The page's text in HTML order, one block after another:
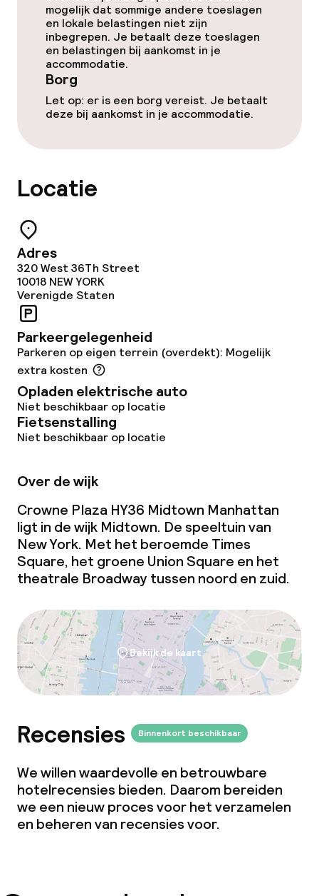
Borg bij aankomst
Overal rookvrij
mogelijk dat sommige andere toeslagen
en lokale belastingen niet zijn
inbegrepen. Je betaalt deze toeslagen
en belastingen bij aankomst in je
accommodatie.
Borg
Let op: er is een borg vereist. Je betaalt
deze bij aankomst in je accommodatie.
Locatie
Adres
320 West 36Th Street
10018 NEW YORK
Verenigde Staten
Parkeergelegenheid
Parkeren op eigen terrein (overdekt): Mogelijk
extra kosten
Opladen elektrische auto
Niet beschikbaar op locatie
Fietsenstalling
Niet beschikbaar op locatie
Over de wijk
Crowne Plaza HY36 Midtown Manhattan
ligt in de wijk Midtown. De speeltuin van
New York. Met het beroemde Times
Square, het groene Union Square en het
theatrale Broadway tussen noord en zuid.
Bekijk de kaart
Recensies Binnenkort beschikbaar
We willen waardevolle en betrouwbare
hotelrecensies bieden. Daarom bereiden
we een nieuw proces voor het verzamelen
en beheren van recensies voor.